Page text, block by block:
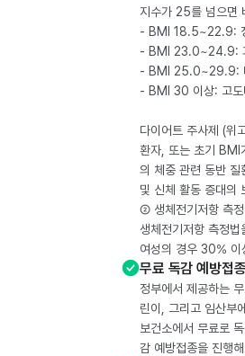
지수가 25를 넘으면
- BMI 18.5~22.9:
- BMI 23.0~24.9:
- BMI 25.0~29.9:
- BMI 30 이상: 고도
다이어트 주사제 (위
환자, 또는 초기
의 체중 관련 동반 질
및 신체 활동 증대의
② 생체전기저항 측
생체전기저항 측정
여성의 경우 30% 이
무료 독감 예방접
정부에서 제공하는
린이, 그리고 임산부
보건소에서 무료로
감 예방접종을 진행